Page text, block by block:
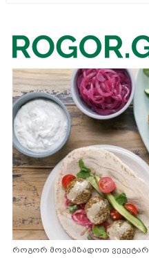
როგორ მოვამზადოთ